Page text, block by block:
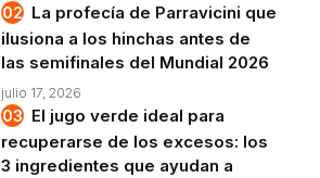
La profecía de Parravicini que
ilusiona a los hinchas antes de
las semifinales del Mundial 2026
julio 17, 2026
El jugo verde ideal para
recuperarse de los excesos: los
3 ingredientes que ayudan a